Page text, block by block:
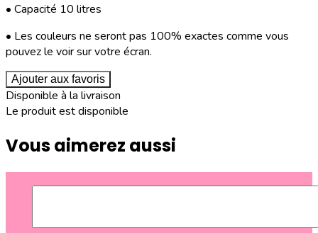
• Capacité 10 litres
• Les couleurs ne seront pas 100% exactes comme vous
pouvez le voir sur votre écran.
Ajouter aux favoris
Disponible à la livraison
Le produit est disponible
Vous aimerez aussi